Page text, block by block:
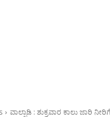
ವಾಲ್ಪಾಡಿ : ಶುಕ್ರವಾರ ಕಾಲು ಜಾರಿ